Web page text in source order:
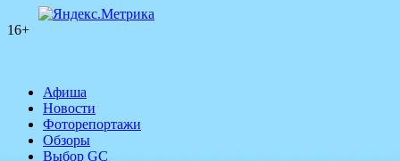
16+
Афиша
Новости
Фоторепортажи
Обзоры
Выбор GC